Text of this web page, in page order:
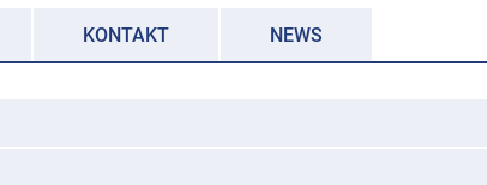
KONTAKT NEWS